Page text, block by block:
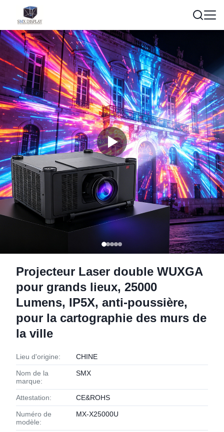
Projecteur Laser double WUXGA
pour grands lieux, 25000
Lumens, IP5X, anti-poussière,
pour la cartographie des murs de
la ville
Lieu d'origine: CHINE
Nom de la
marque:
SMX
Attestation: CE&ROHS
Numéro de
modèle:
MX-X25000U